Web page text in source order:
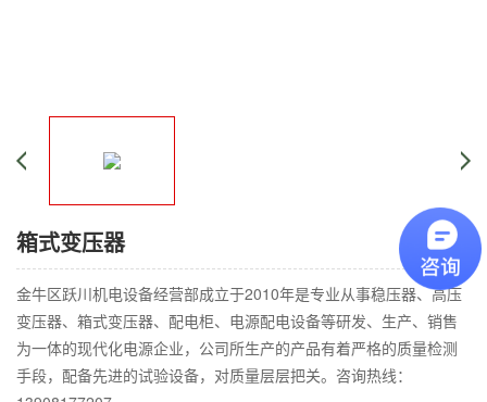
箱式变压器
金牛区跃川机电设备经营部成立于2010年是专业从事稳压器、高压
变压器、箱式变压器、配电柜、电源配电设备等研发、生产、销售
为一体的现代化电源企业，公司所生产的产品有着严格的质量检测
手段，配备先进的试验设备，对质量层层把关。咨询热线：